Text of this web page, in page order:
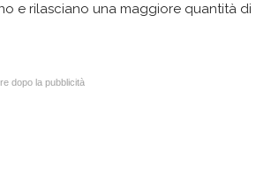
e rilasciano una maggiore quantità di
dopo la pubblicità